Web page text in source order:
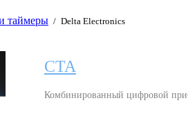
таймеры / Delta Electronics
CTA
Комбинированный цифровой